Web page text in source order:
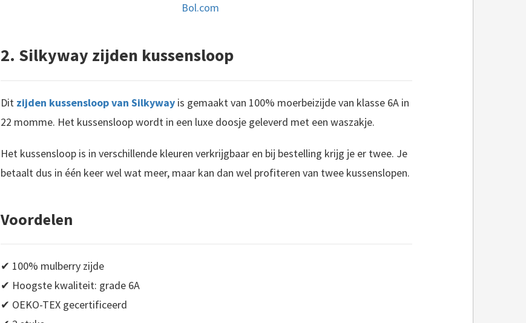
Bol.com
2. Silkyway zijden kussensloop
Dit zijden kussensloop van Silkyway is gemaakt van 100% moerbeizijde van klasse 6A in
22 momme. Het kussensloop wordt in een luxe doosje geleverd met een waszakje.
Het kussensloop is in verschillende kleuren verkrijgbaar en bij bestelling krijg je er twee. Je
betaalt dus in één keer wel wat meer, maar kan dan wel profiteren van twee kussenslopen.
Voordelen
✔ 100% mulberry zijde
✔ Hoogste kwaliteit: grade 6A
✔ OEKO-TEX gecertificeerd